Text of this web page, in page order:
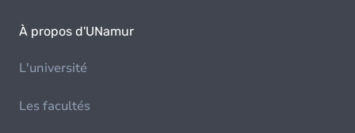
À propos d'UNamur
L'université
Les facultés